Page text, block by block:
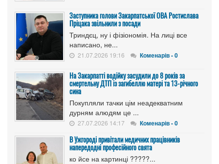
Заступника голови Закарпатської ОВА Ростислава
Пріцака звільнили з посади
Триндєц, ну і фізіономія. На лиці все
написано, не...
21.07.2026 19:16 Коменарів - 0
На Закарпатті водійку засудили до 8 років за
смертельну ДТП із загибеллю матері та 13-річного
сина
Покупляли тачки цім неадекватним
дурням алюдям це ...
27.07.2026 14:17 Коменарів - 0
В Ужгороді привітали медичних працівників
напередодні професійного свята
ко йсе на картинці ?????...